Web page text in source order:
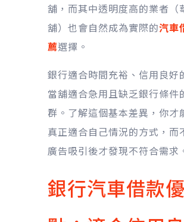
舖，而其中透明度高的業者（
舖）也會自然成為實際的汽車
薦選擇。
銀行適合時間充裕、信用良好
當舖適合急用且缺乏銀行條件
群。了解這個基本差異，你才
真正適合自己情況的方式，而
廣告吸引後才發現不符合需求
銀行汽車借款